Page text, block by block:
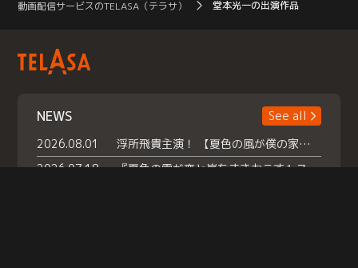
動画配信サービスのTELASA（テラサ） 堂本光一の出演作品
NEWS
See all
2026.08.01
浮所飛貴主演！ 【夏色の風が僕の家にやってきた】 本日よりテラサで独占配信スタート！
2026.07.18
『夏色の雲が恋と嵐をまきおこす』スペシャルメイキング 【Part1】2026年７月18日（土）23時30分～配信スタート！話題のシーンの裏側を大公開！豪華キャスト大集合！ 『武宮家 真夏の家族会議』開催！